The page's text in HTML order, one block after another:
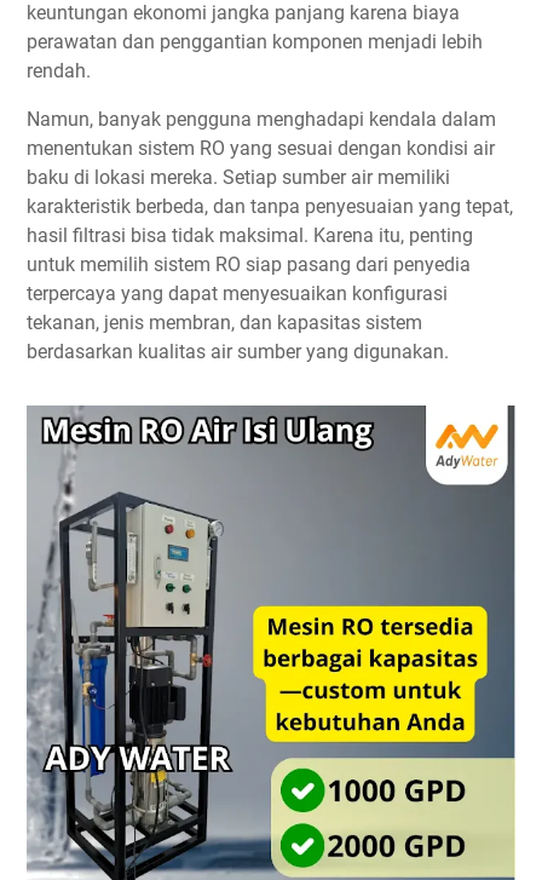
keuntungan ekonomi jangka panjang karena biaya
perawatan dan penggantian komponen menjadi lebih
rendah.
Namun, banyak pengguna menghadapi kendala dalam
menentukan sistem RO yang sesuai dengan kondisi air
baku di lokasi mereka. Setiap sumber air memiliki
karakteristik berbeda, dan tanpa penyesuaian yang tepat,
hasil filtrasi bisa tidak maksimal. Karena itu, penting
untuk memilih sistem RO siap pasang dari penyedia
terpercaya yang dapat menyesuaikan konfigurasi
tekanan, jenis membran, dan kapasitas sistem
berdasarkan kualitas air sumber yang digunakan.